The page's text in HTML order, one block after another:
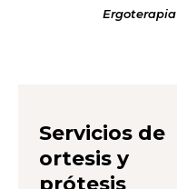
Ergoterapia
Servicios de
ortesis y
prótesis